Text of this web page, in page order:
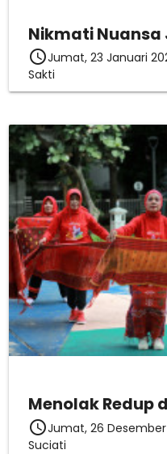
Nikmati Nuansa
access_timeJumat, 23 Januari
Sakti
Menolak Redup
access_timeJumat, 26
Suciati